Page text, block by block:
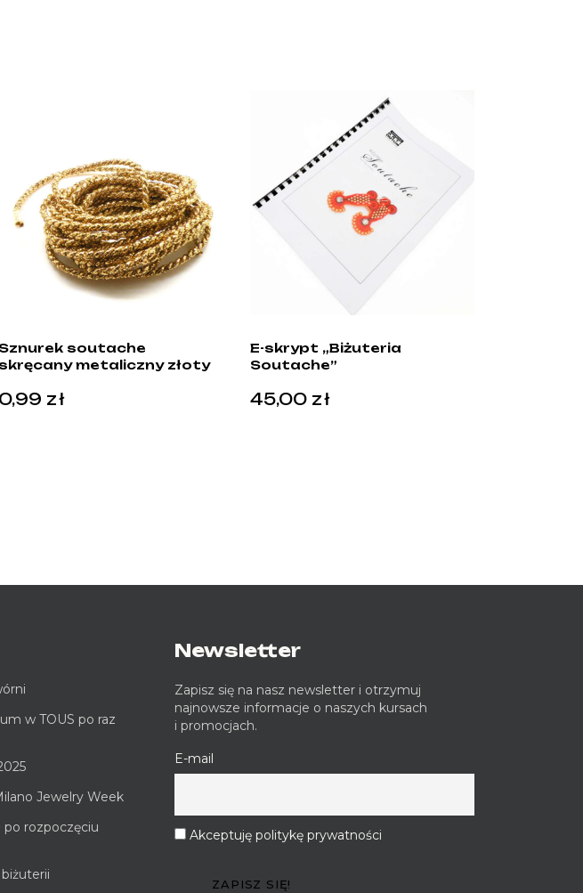
Sznurek soutache
metaliczny złoty
0,99 zł
E-skrypt „Biżuteria
Soutache”
45,00 zł
w TOUS po raz
Jewelry Week
po rozpoczęciu
Newsletter
Zapisz się na nasz newsletter i otrzymuj
najnowsze informacje o naszych kursach
i promocjach.
E-mail
Akceptuję politykę prywatności